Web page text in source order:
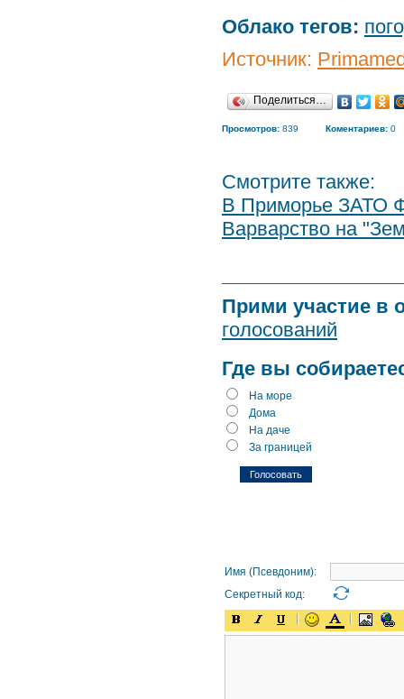
Облако тегов:
Источник:
Поделиться…
Просмотров: 839 Коментариев: 0
Смотрите также:
В Приморье ЗАТО
Варварство на
Прими участие в
голосований
Где вы
На море
Дома
На даче
За границей
Имя (Псевдоним):
Секретный код: